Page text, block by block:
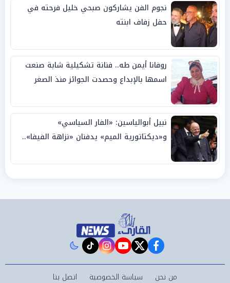
نجوم الفن يشاركون صبحي خليل فرحته في
حفل زفاف ابنته
روفانا أيمن طه.. فنانة تشكيلية شابة صنعت
اسمها بالإبداع وحصدت الجوائز منذ الصغر
نبيل أبوالياسين: «الفار السياسي»
و«ديكتاتورية الميم» يدفنان «نزاهة الفيفا»..
facebook
twitter
youtube
instagram
tiktok
من نحن سياسة الخصوصية اتصل بنا